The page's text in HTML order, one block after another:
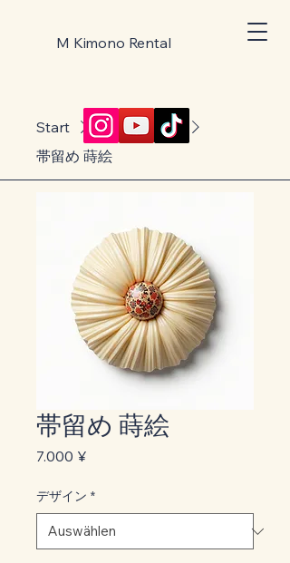
M Kimono Rental
Start
All Products
帯留め 蒔絵
帯留め 蒔絵
7.000 ¥Preis
デザイン *